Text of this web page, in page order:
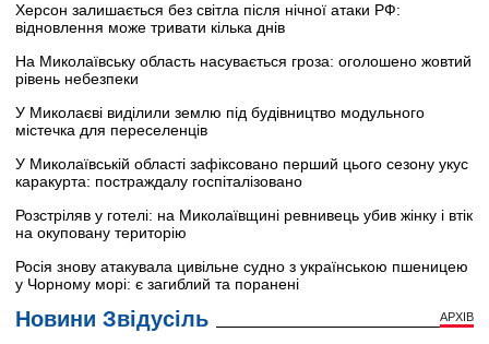
Херсон залишається без світла після нічної атаки РФ:
відновлення може тривати кілька днів
На Миколаївську область насувається гроза: оголошено жовтий
рівень небезпеки
У Миколаєві виділили землю під будівництво модульного
містечка для переселенців
У Миколаївській області зафіксовано перший цього сезону укус
каракурта: постраждалу госпіталізовано
Розстріляв у готелі: на Миколаївщині ревнивець убив жінку і втік
на окуповану територію
Росія знову атакувала цивільне судно з українською пшеницею
у Чорному морі: є загиблий та поранені
Новини Звідусіль АРХІВ